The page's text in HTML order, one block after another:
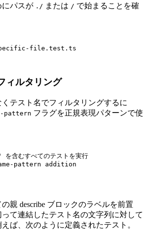
にパスが ./ または / で始まることを確
file.test.ts
ィルタリング
テスト名でフィルタリングするに
pattern フラグを正規表現パターンで使
むすべてのテストを実行
pattern addition
親 describe ブロックのラベルを前置
て連結したテスト名の文字列に対して
ば、次のように定義されたテスト。